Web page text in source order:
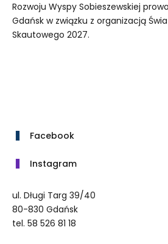
Rozwoju Wyspy Sobieszewskiej
Gdańsk w związku z organizacją
Skautowego 2027.
Facebook
Instagram
ul. Długi Targ 39/40
80-830 Gdańsk
tel. 58 526 81 18